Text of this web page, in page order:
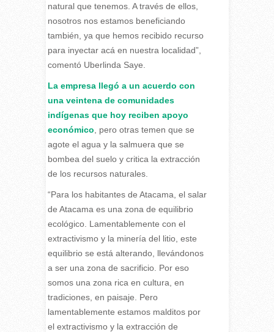
natural que tenemos. A través de ellos,
nosotros nos estamos beneficiando
también, ya que hemos recibido recurso
para inyectar acá en nuestra localidad”,
comentó Uberlinda Saye.
La empresa llegó a un acuerdo con
una veintena de comunidades
indígenas que hoy reciben apoyo
económico , pero otras temen que se
agote el agua y la salmuera que se
bombea del suelo y critica la extracción
de los recursos naturales.
“Para los habitantes de Atacama, el salar
de Atacama es una zona de equilibrio
ecológico. Lamentablemente con el
extractivismo y la minería del litio, este
equilibrio se está alterando, llevándonos
a ser una zona de sacrificio. Por eso
somos una zona rica en cultura, en
tradiciones, en paisaje. Pero
lamentablemente estamos malditos por
el extractivismo y la extracción de